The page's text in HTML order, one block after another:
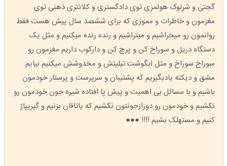
گجتی و شرلوک هولمزی توی دادگستری و کلانتری ذهنی توی
مغزمون و خاطرات و مموری که برای ششصد سال پیش هست فقط
روانمون رو میخراشیم و میتراشیم و رنده رنده میکنیم و مثل یک
دستگاه دریل و سوراخ کن و پرچ کن و دارکوب داریم مغزمون رو
سوراخ سوراخ و مثل ابگوشت تیلیتش و مخدوشش میکنیم بیایم
مشق و دیکته یادبگیریم که پشتیبان و سرپرست و پرستار خودمون
باشیم و با مسائل بی اهمیت و پیش پا افتاده شیره جون خودمون رو
نکشیم و خودمون رو دورازجونتون نکشیم که یاتاقان بزنیم و گیریپاژ
کنیم و مستهلک بشیم !!!! ●●●